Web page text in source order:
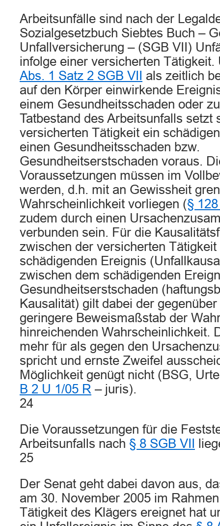
Arbeitsunfälle sind nach der
Sozialgesetzbuch Siebtes Buch –
Unfallversicherung – (SGB VII)
infolge einer versicherten
Abs. 1 Satz 2 SGB VII
als zeitlich
auf den Körper einwirkende
einem Gesundheitsschaden oder
Tatbestand des Arbeitsunfalls setzt
versicherten Tätigkeit ein
einen Gesundheitsschaden bzw.
Gesundheitserstschaden voraus.
Voraussetzungen müssen im
werden, d.h. mit an Gewissheit
Wahrscheinlichkeit vorliegen (§
zudem durch einen
verbunden sein. Für die
zwischen der versicherten Tätigkeit
schädigenden Ereignis
zwischen dem schädigenden
Gesundheitserstschaden
Kausalität) gilt dabei der
geringere Beweismaßstab der
hinreichenden Wahrscheinlichkeit.
mehr für als gegen den
spricht und ernste Zweifel
Möglichkeit genügt nicht (BSG,
B 2 U 1/05 R – juris).
24
Die Voraussetzungen für die
Arbeitsunfalls nach § 8 SGB VII
25
Der Senat geht dabei davon aus,
am 30. November 2005 im
Tätigkeit des Klägers ereignet hat